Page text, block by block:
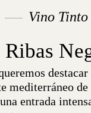
Vino Tinto
Ribas
mediterráneo
entrada